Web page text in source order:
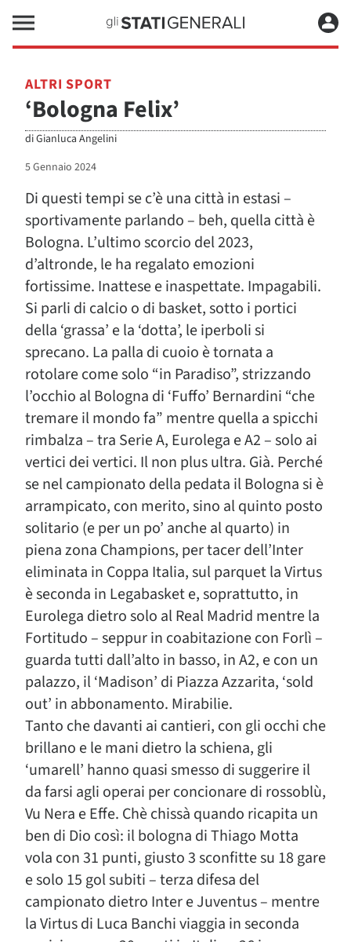
ALTRI SPORT
‘Bologna Felix’
diGianluca Angelini
5 Gennaio 2024
Di questi tempi se c’è una città in estasi –
sportivamente parlando – beh, quella città è
Bologna. L’ultimo scorcio del 2023,
d’altronde, le ha regalato emozioni
fortissime. Inattese e inaspettate. Impagabili.
Si parli di calcio o di basket, sotto i portici
della ‘grassa’ e la ‘dotta’, le iperboli si
sprecano. La palla di cuoio è tornata a
rotolare come solo “in Paradiso”, strizzando
l’occhio al Bologna di ‘Fuffo’ Bernardini “che
tremare il mondo fa” mentre quella a spicchi
rimbalza – tra Serie A, Eurolega e A2 – solo ai
vertici dei vertici. Il non plus ultra. Già. Perché
se nel campionato della pedata il Bologna si è
arrampicato, con merito, sino al quinto posto
solitario (e per un po’ anche al quarto) in
piena zona Champions, per tacer dell’Inter
eliminata in Coppa Italia, sul parquet la Virtus
è seconda in Legabasket e, soprattutto, in
Eurolega dietro solo al Real Madrid mentre la
Fortitudo – seppur in coabitazione con Forlì –
guarda tutti dall’alto in basso, in A2, e con un
palazzo, il ‘Madison’ di Piazza Azzarita, ‘sold
out’ in abbonamento. Mirabilie.
Tanto che davanti ai cantieri, con gli occhi che
brillano e le mani dietro la schiena, gli
‘umarell’ hanno quasi smesso di suggerire il
da farsi agli operai per concionare di rossoblù,
Vu Nera e Effe. Chè chissà quando ricapita un
ben di Dio così: il bologna di Thiago Motta
vola con 31 punti, giusto 3 sconfitte su 18 gare
e solo 15 gol subiti – terza difesa del
campionato dietro Inter e Juventus – mentre
la Virtus di Luca Banchi viaggia in seconda